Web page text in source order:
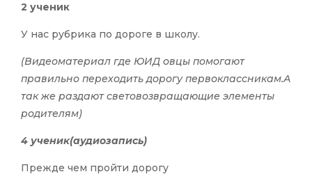
2 ученик
У нас рубрика по дороге в школу.
(Видеоматериал где ЮИД овцы помогают
правильно переходить дорогу первоклассникам.А
так же раздают световозвращающие элементы
родителям)
4 ученик(аудиозапись)
Прежде чем пройти дорогу